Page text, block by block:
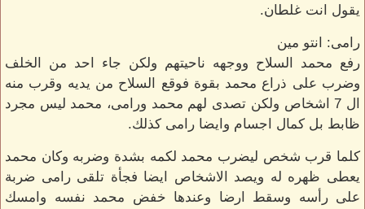
يقول انت غلطان.
رامى: انتو مين
رفع محمد السلاح ووجهه ناحيتهم ولكن جاء احد من الخلف
وضرب على ذراع محمد بقوة فوقع السلاح من يديه وقرب منه
ال 7 اشخاص ولكن تصدى لهم محمد ورامى، محمد ليس مجرد
ظابط بل كمال اجسام وايضا رامى كذلك.
كلما قرب شخص ليضرب محمد لكمه بشدة وضربه وكان محمد
يعطى ظهره له ويصد الاشخاص ايضا فجأة تلقى رامى ضربة
على رأسه وسقط ارضا وعندها خفض محمد نفسه وامسك